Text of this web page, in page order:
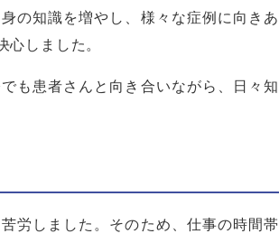
の知識を増やし、様々な症例に向きあ
心しました。
も患者さんと向き合いながら、日々知
労しました。そのため、仕事の時間帯